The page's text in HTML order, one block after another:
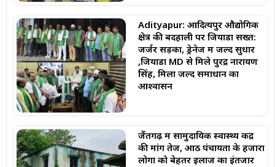
Adityapur: आदित्यपुर औद्योगिक
क्षेत्र की बदहाली पर जियाडा सख्त:
जर्जर सड़कों, ड्रेनेज में जल्द सुधार
,जियाडा MD से मिले पुरेंद्र नारायण
सिंह, मिला जल्द समाधान का
आश्वासन
जैंतगढ़ में सामुदायिक स्वास्थ्य केंद्र
की मांग तेज, आठ पंचायतों के हजारों
लोगों को बेहतर इलाज का इंतजार